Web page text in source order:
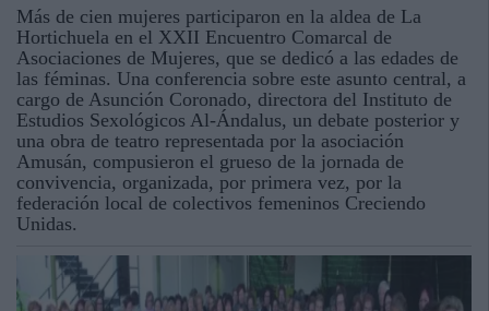
Más de cien mujeres participaron en la aldea de La
Hortichuela en el XXII Encuentro Comarcal de
Asociaciones de Mujeres, que se dedicó a las edades de
las féminas. Una conferencia sobre este asunto central, a
cargo de Asunción Coronado, directora del Instituto de
Estudios Sexológicos Al-Ándalus, un debate posterior y
una obra de teatro representada por la asociación
Amusán, compusieron el grueso de la jornada de
convivencia, organizada, por primera vez, por la
federación local de colectivos femeninos Creciendo
Unidas.